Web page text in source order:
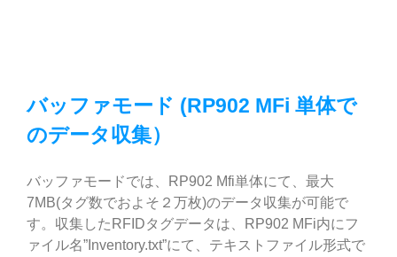
バッファモード (RP902 MFi 単体で
のデータ収集）
バッファモードでは、RP902 Mfi単体にて、最大
7MB(タグ数でおよそ２万枚)のデータ収集が可能で
す。収集したRFIDタグデータは、RP902 MFi内にフ
ァイル名”Inventory.txt”にて、テキストファイル形式で